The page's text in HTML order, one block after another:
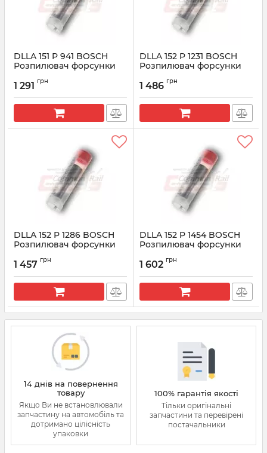
DLLA 151 P 941 BOSCH
Розпилювач форсунки
Артикул:
1 291 грн
DLLA 152 P 1231 BOSCH
Розпилювач форсунки
Артикул:
1 486 грн
DLLA 152 P 1286 BOSCH
Розпилювач форсунки
Артикул:
1 457 грн
DLLA 152 P 1454 BOSCH
Розпилювач форсунки
Артикул:
1 602 грн
14 днів на повернення
товару
Якщо Ви не встановлювали
запчастину на автомобіль та
дотримано цілісність
упаковки
100% гарантія якості
Тільки оригінальні
запчастини та перевірені
постачальники